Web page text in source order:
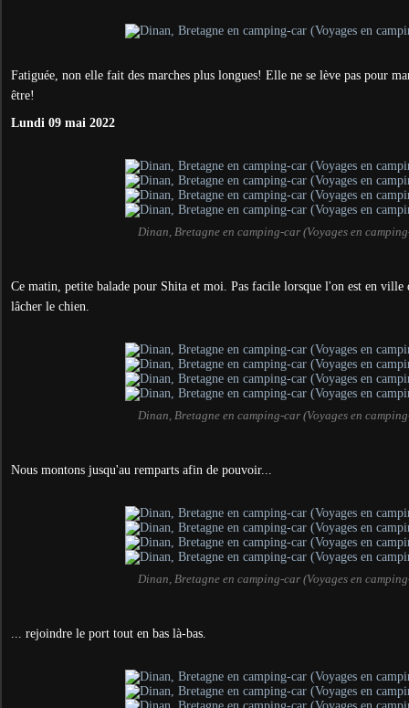
Fatiguée, non elle fait des marches plus longues! Elle ne se lève pas pour
être!
Lundi 09 mai 2022
Dinan, Bretagne en camping-car (Voyages en
Ce matin, petite balade pour Shita et moi. Pas facile lorsque l'on est en ville
lâcher le chien.
Dinan, Bretagne en camping-car (Voyages en
Nous montons jusqu'au remparts afin de pouvoir...
Dinan, Bretagne en camping-car (Voyages en
... rejoindre le port tout en bas là-bas.